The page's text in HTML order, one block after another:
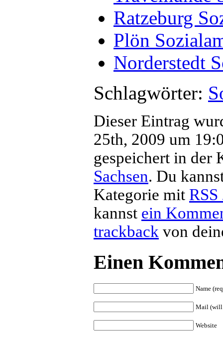
Ratzeburg
Plön
Norderstedt
Schlagwörter:
Dieser Eintrag
25th, 2009 um
gespeichert in der
Sachsen. Du
Kategorie mit RSS
kannst ein
trackback von
Einen
Name
Mail (will
Website